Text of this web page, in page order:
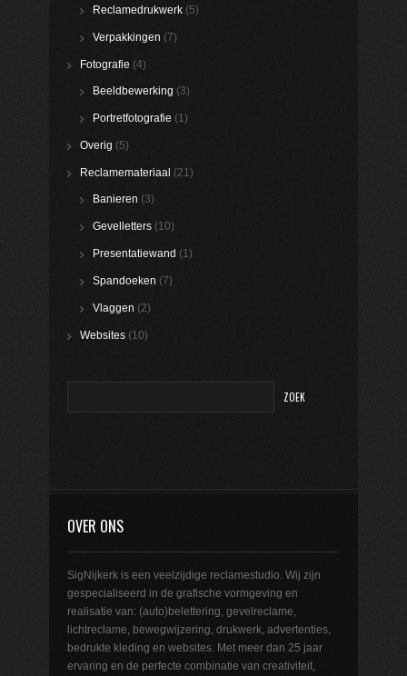
Reclamedrukwerk (5)
Verpakkingen (7)
Fotografie (4)
Beeldbewerking (3)
Portretfotografie (1)
Overig (5)
Reclamemateriaal (21)
Banieren (3)
Gevelletters (10)
Presentatiewand (1)
Spandoeken (7)
Vlaggen (2)
Websites (10)
OVER ONS
SigNijkerk is een veelzijdige reclamestudio. Wij zijn
gespecialiseerd in de grafische vormgeving en
realisatie van: (auto)belettering, gevelreclame,
lichtreclame, bewegwijzering, drukwerk, advertenties,
bedrukte kleding en websites. Met meer dan 25 jaar
ervaring en de perfecte combinatie van creativiteit,